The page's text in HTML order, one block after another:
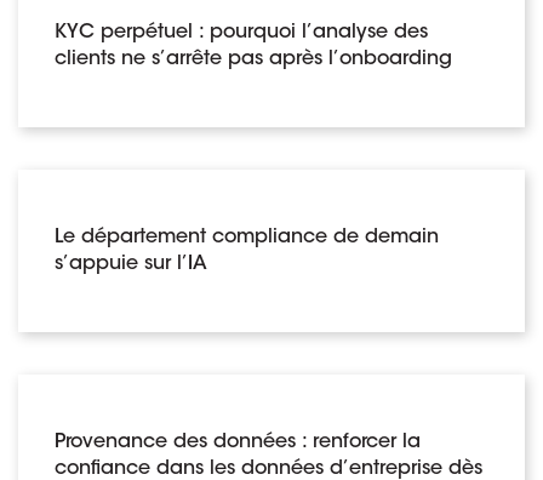
KYC perpétuel : pourquoi l’analyse des
clients ne s’arrête pas après l’onboarding
Le département compliance de demain
s’appuie sur l’IA
Provenance des données : renforcer la
confiance dans les données d’entreprise dès